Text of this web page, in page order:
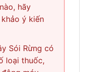
hãy
ý kiến
Sói Rừng có
loại thuốc,